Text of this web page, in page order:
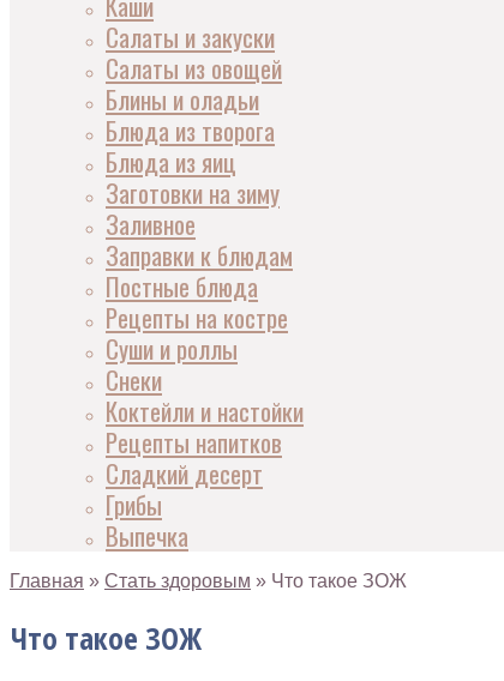
Салаты и закуски
Салаты из овощей
Блины и оладьи
Блюда из творога
Блюда из яиц
Заготовки на зиму
Заливное
Заправки к блюдам
Постные блюда
Рецепты на костре
Суши и роллы
Снеки
Коктейли и настойки
Рецепты напитков
Сладкий десерт
Грибы
Выпечка
Главная » Стать здоровым » Что такое ЗОЖ
Что такое ЗОЖ